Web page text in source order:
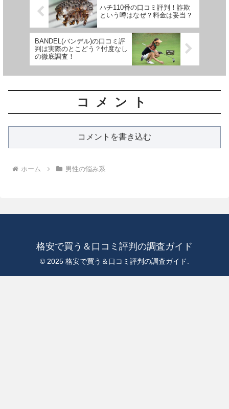
ハチ110番の口コミ評判！詐欺
という噂はなぜ？料金は妥当？
BANDEL(バンデル)の口コミ評
判は実際のとこどう？忖度なし
の徹底調査！
コメント
コメントを書き込む
ホーム 男性の悩み系
格安で買う＆口コミ評判の調査ガイド
© 2025 格安で買う＆口コミ評判の調査ガイド.